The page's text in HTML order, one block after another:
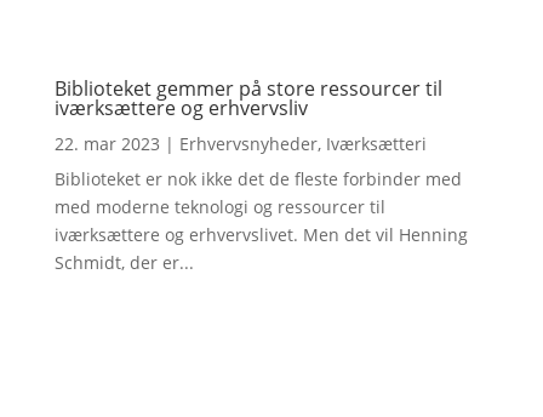
Biblioteket gemmer på store ressourcer til
iværksættere og erhvervsliv
22. mar 2023 | Erhvervsnyheder, Iværksætteri
Biblioteket er nok ikke det de fleste forbinder med
med moderne teknologi og ressourcer til
iværksættere og erhvervslivet. Men det vil Henning
Schmidt, der er...